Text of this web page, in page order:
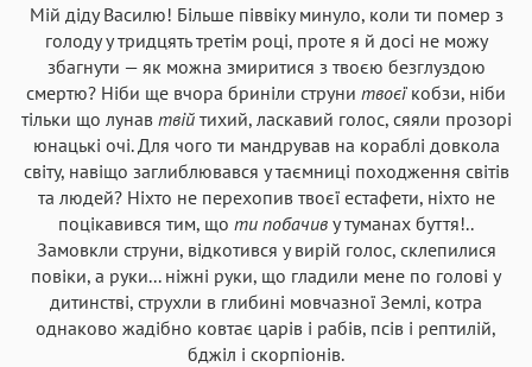
Мій діду Василю! Більше піввіку минуло, коли ти помер з
голоду у тридцять третім році, проте я й досі не можу
збагнути — як можна змиритися з твоєю безглуздою
смертю? Ніби ще вчора бриніли струни твоєї кобзи, ніби
тільки що лунав твійтихий, ласкавий голос, сяяли прозорі
юнацькі очі. Для чого ти мандрував на кораблі довкола
світу, навіщо заглиблювався у таємниці походження світів
та людей? Ніхто не перехопив твоєї естафети, ніхто не
поцікавився тим, що ти побачив у туманах буття!..
Замовкли струни, відкотився у вирій голос, склепилися
повіки, а руки... ніжні руки, що гладили мене по голові у
дитинстві, струхли в глибині мовчазної Землі, котра
однаково жадібно ковтає царів і рабів, псів і рептилій,
бджіл і скорпіонів.